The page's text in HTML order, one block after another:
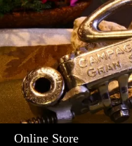
Online Store